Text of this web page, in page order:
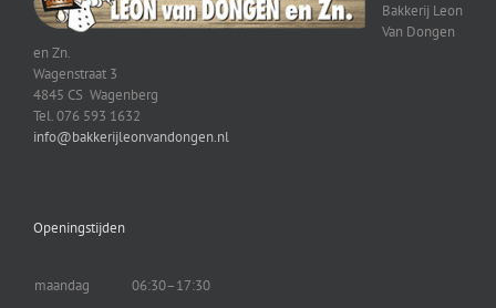
Bakkerij Leon
Van Dongen
en Zn.
Wagenstraat 3
4845 CS Wagenberg
Tel. 076 593 1632
info@bakkerijleonvandongen.nl
Openingstijden
maandag
06:30–17:30